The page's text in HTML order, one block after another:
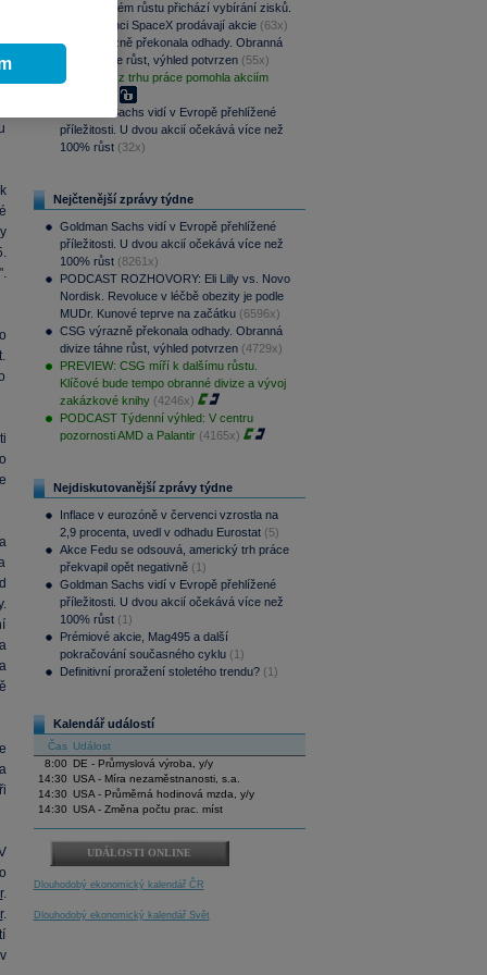
a
.
.
Po raketovém růstu přichází vybírání zisků.
Zaměstnanci SpaceX prodávají akcie (63x)
CSG výrazně překonala odhady. Obranná
divize táhne růst, výhled potvrzen (55x)
Slabá data z trhu práce pomohla akciím
Goldman Sachs vidí v Evropě přehlížené
příležitosti. U dvou akcií očekává více než
100% růst (32x)
Nejčtenější zprávy týdne
Goldman Sachs vidí v Evropě přehlížené
příležitosti. U dvou akcií očekává více než
100% růst (8261x)
PODCAST ROZHOVORY: Eli Lilly vs. Novo
Nordisk. Revoluce v léčbě obezity je podle
MUDr. Kunové teprve na začátku (6596x)
CSG výrazně překonala odhady. Obranná
divize táhne růst, výhled potvrzen (4729x)
PREVIEW: CSG míří k dalšímu růstu.
Klíčové bude tempo obranné divize a vývoj
zakázkové knihy (4246x)
PODCAST Týdenní výhled: V centru
pozornosti AMD a Palantir (4165x)
Nejdiskutovanější zprávy týdne
Inflace v eurozóně v červenci vzrostla na
2,9 procenta, uvedl v odhadu Eurostat (5)
Akce Fedu se odsouvá, americký trh práce
překvapil opět negativně (1)
Goldman Sachs vidí v Evropě přehlížené
příležitosti. U dvou akcií očekává více než
100% růst (1)
Prémiové akcie, Mag495 a další
pokračování současného cyklu (1)
Definitivní proražení stoletého trendu? (1)
Kalendář událostí
Čas Událost
8:00
DE - Průmyslová výroba, y/y
14:30 USA - Míra nezaměstnanosti, s.a.
14:30 USA - Průměrná hodinová mzda, y/y
14:30 USA - Změna počtu prac. míst
UDÁLOSTI ONLINE
Dlouhodobý ekonomický kalendář ČR
Dlouhodobý ekonomický kalendář Svět